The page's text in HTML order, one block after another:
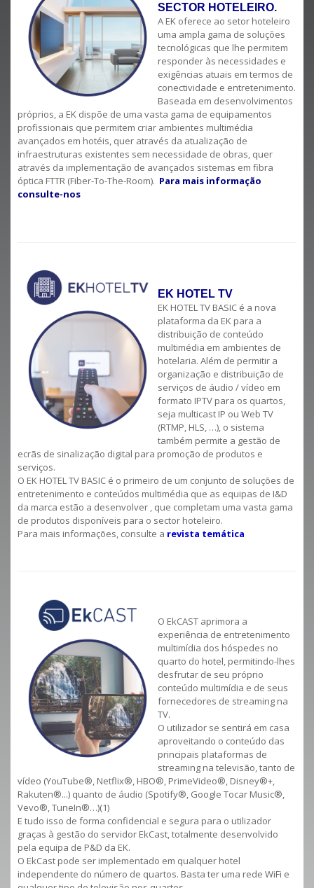
SECTOR HOTELEIRO.
A EK oferece ao setor hoteleiro
uma ampla gama de soluções
tecnológicas que lhe permitem
responder às necessidades e
exigências atuais em termos de
conectividade e entretenimento.
Baseada em desenvolvimentos
próprios, a EK dispõe de uma vasta gama de equipamentos
profissionais que permitem criar ambientes multimédia
avançados em hotéis, quer através da atualização de
infraestruturas existentes sem necessidade de obras, quer
através da implementação de avançados sistemas em fibra
óptica FTTR (Fiber-To-The-Room). Para mais informação
consulte-nos
EK HOTEL TV
EK HOTEL TV BASIC é a nova
plataforma da EK para a
distribuição de conteúdo
multimédia em ambientes de
hotelaria. Além de permitir a
organização e distribuição de
serviços de áudio / vídeo em
formato IPTV para os quartos,
seja multicast IP ou Web TV
(RTMP, HLS, …), o sistema
também permite a gestão de
ecrãs de sinalização digital para promoção de produtos e
serviços.
O EK HOTEL TV BASIC é o primeiro de um conjunto de soluções de
entretenimento e conteúdos multimédia que as equipas de I&D
da marca estão a desenvolver , que completam uma vasta gama
de produtos disponíveis para o sector hoteleiro.
Para mais informações, consulte a revista temática
O EkCAST aprimora a
experiência de entretenimento
multimídia dos hóspedes no
quarto do hotel, permitindo-lhes
desfrutar de seu próprio
conteúdo multimídia e de seus
fornecedores de streaming na
TV.
O utilizador se sentirá em casa
aproveitando o conteúdo das
principais plataformas de
streaming na televisão, tanto de
vídeo (YouTube®, Netflix®, HBO®, PrimeVideo®, Disney®+,
Rakuten®...) quanto de áudio (Spotify®, Google Tocar Music®,
Vevo®, TuneIn®…)(1)
E tudo isso de forma confidencial e segura para o utilizador
graças à gestão do servidor EkCast, totalmente desenvolvido
pela equipa de P&D da EK.
O EkCast pode ser implementado em qualquer hotel
independente do número de quartos. Basta ter uma rede WiFi e